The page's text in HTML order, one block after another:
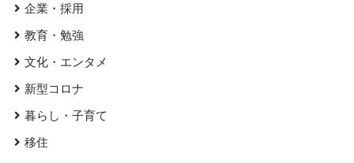
企業・採用
教育・勉強
文化・エンタメ
新型コロナ
暮らし・子育て
移住